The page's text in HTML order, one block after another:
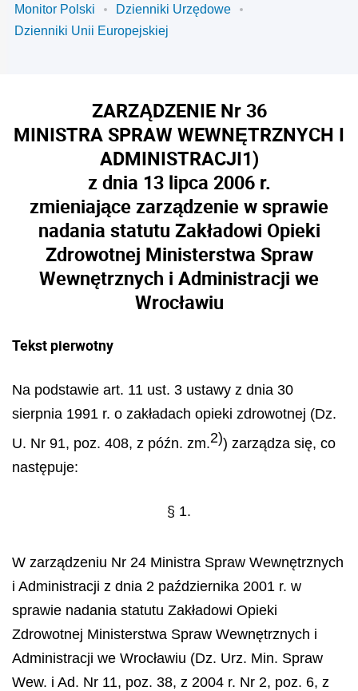
Monitor Polski
Dzienniki Urzędowe
Dzienniki Unii Europejskiej
ZARZĄDZENIE Nr 36
MINISTRA SPRAW WEWNĘTRZNYCH I
ADMINISTRACJI1)
z dnia 13 lipca 2006 r.
zmieniające zarządzenie w sprawie
nadania statutu Zakładowi Opieki
Zdrowotnej Ministerstwa Spraw
Wewnętrznych i Administracji we
Wrocławiu
Tekst pierwotny
Na podstawie art. 11 ust. 3 ustawy z dnia 30
sierpnia 1991 r. o zakładach opieki zdrowotnej (Dz.
U. Nr 91, poz. 408, z późn. zm.2)) zarządza się, co
następuje:
§ 1.
W zarządzeniu Nr 24 Ministra Spraw Wewnętrznych
i Administracji z dnia 2 października 2001 r. w
sprawie nadania statutu Zakładowi Opieki
Zdrowotnej Ministerstwa Spraw Wewnętrznych i
Administracji we Wrocławiu (Dz. Urz. Min. Spraw
Wew. i Ad. Nr 11, poz. 38, z 2004 r. Nr 2, poz. 6, z